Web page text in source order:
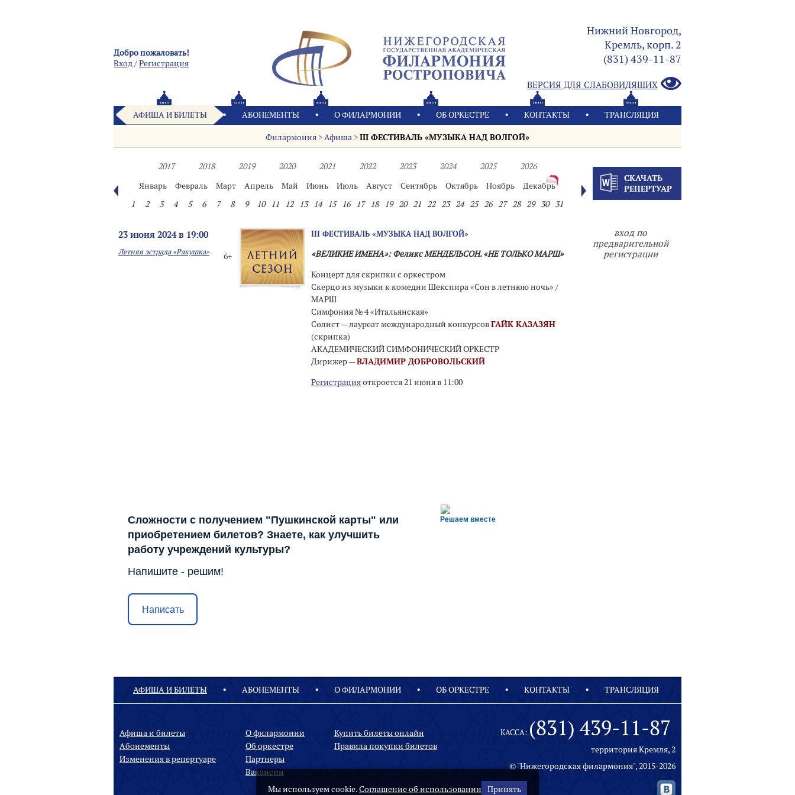
Добро пожаловать!
Вход/Pегистрация
Нижний Новгород,
Кремль, корп. 2
(831) 439-11-87
ВЕРСИЯ ДЛЯ СЛАБОВИДЯЩИХ
АФИША И БИЛЕТЫ АБОНЕМЕНТЫ О ФИЛАРМОНИИ OБ ОРКЕСТРЕ КОНТАКТЫ ТРАНСЛЯЦИЯ
Филармония >Афиша >III ФЕСТИВАЛЬ «МУЗЫКА НАД ВОЛГОЙ»
2017 2018 2019 2020 2021 2022 2023 2024 2025
2026
Январь
Февраль Март Апрель Май Июнь Июль Август Сентябрь Октябрь Ноябрь
Декабрь
1
2 3 4 5 6 7 8 9 10 11 12 13 14 15 16 17 18 19 20 21 22 23 24 25 26 27 28 29 30 31
СКАЧАТЬ
РЕПЕРТУАР
23 июня 2024 в 19:00
6+
Летняя эстрада «Ракушка»
III ФЕСТИВАЛЬ «МУЗЫКА НАД ВОЛГОЙ»
«ВЕЛИКИЕ ИМЕНА»: Феликс МЕНДЕЛЬСОН. «НЕ ТОЛЬКО МАРШ»
Концерт для скрипки с оркестром
Скерцо из музыки к комедии Шекспира «Сон в летнюю ночь» /
МАРШ
Симфония № 4 «Итальянская»
Солист — лауреат международный конкурсовГАЙК КАЗАЗЯН
(скрипка)
АКАДЕМИЧЕСКИЙ СИМФОНИЧЕСКИЙ ОРКЕСТР
Дирижер —ВЛАДИМИР ДОБРОВОЛЬСКИЙ
Регистрацияоткроется 21 июня в 11:00
вход по
предварительной
регистрации
Решаем вместе
Сложности с получением "Пушкинской карты" или
приобретением билетов? Знаете, как улучшить
работу учреждений культуры?
Напишите - решим!
Написать
АФИША И БИЛЕТЫ АБОНЕМЕНТЫ О ФИЛАРМОНИИ OБ ОРКЕСТРЕ КОНТАКТЫ ТРАНСЛЯЦИЯ
КАССА: (831) 439-11-87
территория Кремля, 2
© "Нижегородская филармония", 2015-2026
Афиша и билеты
Абонементы
Изменения в репертуаре
О филармонии
Oб оркестре
Партнеры
Вакансии
Купить билеты онлайн
Правила покупки билетов
Мы используем cookie.Соглашение об использовании Принять